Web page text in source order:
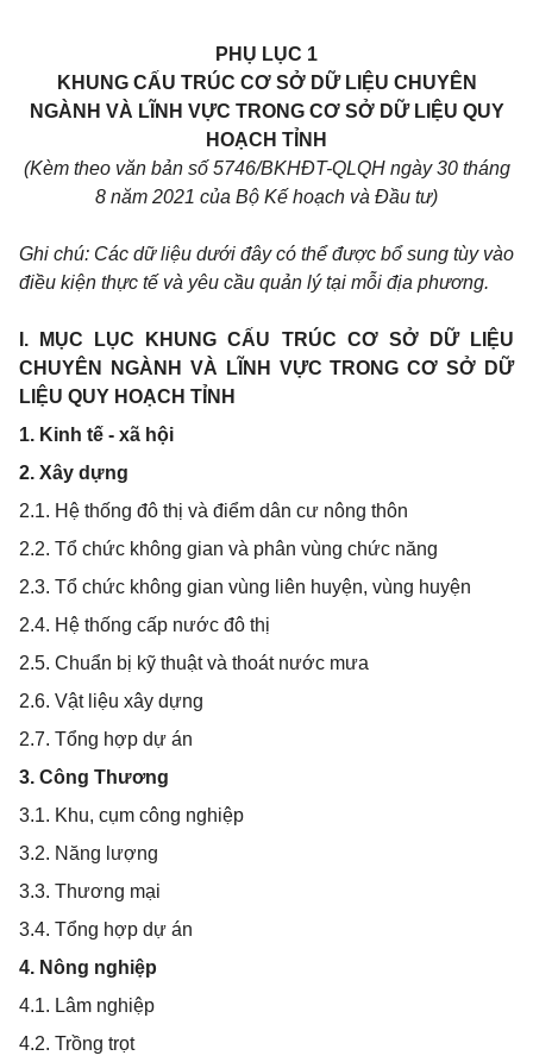
PHỤ LỤC 1
KHUNG CẤU TRÚC CƠ SỞ DỮ LIỆU CHUYÊN
NGÀNH VÀ LĨNH VỰC TRONG CƠ SỞ DỮ LIỆU QUY
HOẠCH TỈNH
(Kèm theo văn bản số 5746/BKHĐT-QLQH ngày 30 tháng
8 năm 2021 của Bộ Kế hoạch và Đầu tư)
Ghi chú: Các dữ liệu dưới đây có thể được bổ sung tùy vào
điều kiện thực tế và yêu cầu quản lý tại mỗi địa phương.
I. MỤC LỤC KHUNG CẤU TRÚC CƠ SỞ DỮ LIỆU
CHUYÊN NGÀNH VÀ LĨNH VỰC TRONG CƠ SỞ DỮ
LIỆU QUY HOẠCH TỈNH
1. Kinh tế - xã hội
2. Xây dựng
2.1. Hệ thống đô thị và điểm dân cư nông thôn
2.2. Tổ chức không gian và phân vùng chức năng
2.3. Tổ chức không gian vùng liên huyện, vùng huyện
2.4. Hệ thống cấp nước đô thị
2.5. Chuẩn bị kỹ thuật và thoát nước mưa
2.6. Vật liệu xây dựng
2.7. Tổng hợp dự án
3. Công Thương
3.1. Khu, cụm công nghiệp
3.2. Năng lượng
3.3. Thương mại
3.4. Tổng hợp dự án
4. Nông nghiệp
4.1. Lâm nghiệp
4.2. Trồng trọt